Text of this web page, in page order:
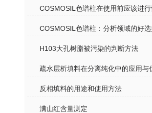
COSMOSIL色谱柱：分析领域的好
H103大孔树脂被污染的判断方法
疏水层析填料在分离纯化中的应用与
反相填料的用途和使用方法
满山红含量测定